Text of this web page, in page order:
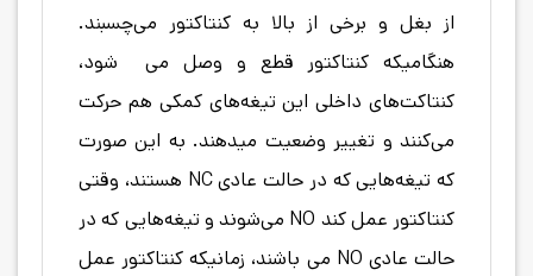
از بغل و برخی از بالا به کنتاکتور می‌چسبند.
هنگامیکه کنتاکتور
قطع و وصل می شود،
کنتاکت‌های داخلی این تیغه‌های کمکی هم حرکت
می‌کنند و تغییر وضعیت میدهند. به این صورت
که تیغه‌هایی که در حالت عادی NC هستند، وقتی
کنتاکتور عمل کند NO می‌شوند و تیغه‌هایی که در
حالت عادی NO می باشند، زمانیکه کنتاکتور عمل